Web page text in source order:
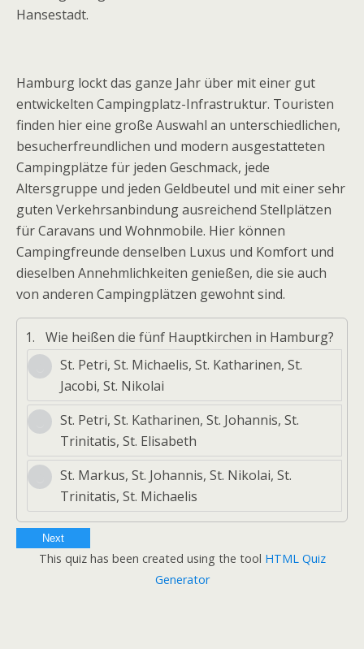
Hansestadt.
Hamburg lockt das ganze Jahr über mit einer gut
entwickelten Campingplatz-Infrastruktur. Touristen
finden hier eine große Auswahl an unterschiedlichen,
besucherfreundlichen und modern ausgestatteten
Campingplätze für jeden Geschmack, jede
Altersgruppe und jeden Geldbeutel und mit einer sehr
guten Verkehrsanbindung ausreichend Stellplätzen
für Caravans und Wohnmobile. Hier können
Campingfreunde denselben Luxus und Komfort und
dieselben Annehmlichkeiten genießen, die sie auch
von anderen Campingplätzen gewohnt sind.
1.
Wie heißen die fünf Hauptkirchen in Hamburg?
St. Petri, St. Michaelis, St. Katharinen, St.
Jacobi, St. Nikolai
St. Petri, St. Katharinen, St. Johannis, St.
Trinitatis, St. Elisabeth
St. Markus, St. Johannis, St. Nikolai, St.
Trinitatis, St. Michaelis
Next
This quiz has been created using the tool HTML Quiz
Generator